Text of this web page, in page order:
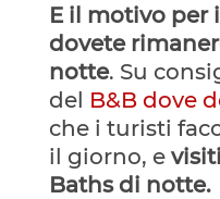
E il motivo per
dovete
notte. Su
del B&B dove
che i turisti
il giorno, e
Baths di notte.